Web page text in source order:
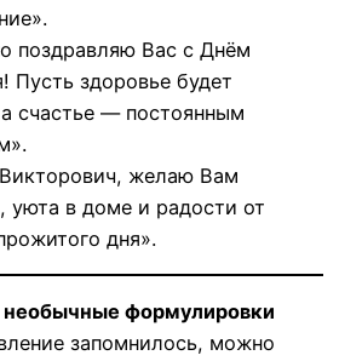
поздравляю Вас с Днём
Пусть здоровье будет
счастье — постоянным
желаю Вам
уюта в доме и радости от
дня».
необычные формулировки
запомнилось, можно